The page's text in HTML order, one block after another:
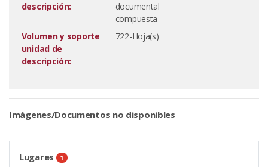
descripción:
documental
compuesta
Volumen y soporte
unidad de
descripción:
722-Hoja(s)
Imágenes/Documentos no disponibles
Lugares 1